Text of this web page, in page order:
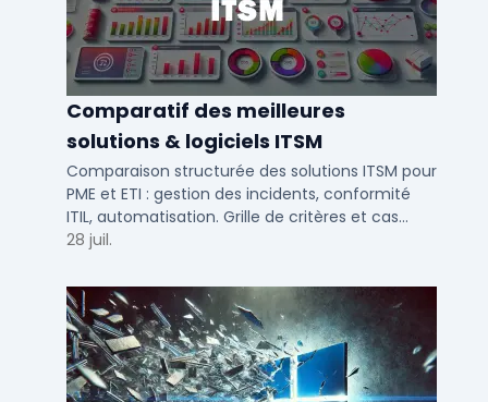
Comparatif des meilleures
solutions & logiciels ITSM
Comparaison structurée des solutions ITSM pour
PME et ETI : gestion des incidents, conformité
ITIL, automatisation. Grille de critères et cas
d'usage par taille d'entreprise.
28 juil.